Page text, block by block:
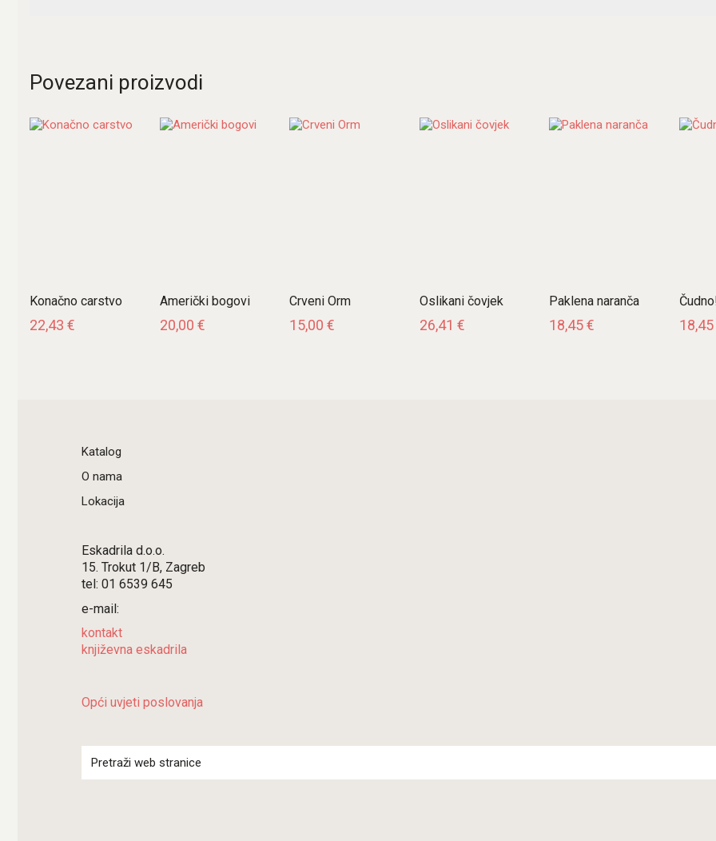
Povezani proizvodi
Konačno carstvo
22,43 €
Američki bogovi
20,00 €
Crveni Orm
15,00 €
Oslikani čovjek
26,41 €
Paklena naranča
18,45€ 18,45
Katalog
O nama
Lokacija
Eskadrila d.o.o.
15. Trokut 1/B, Zagreb
tel: 01 6539 645
e-mail:
kontakt
književna eskadrila
Opći uvjeti poslovanja
for: